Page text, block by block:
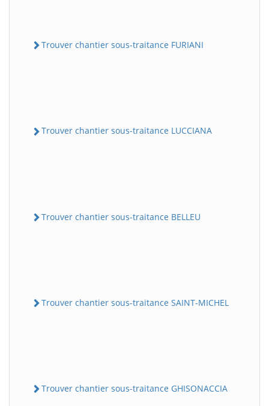
Trouver chantier sous-traitance FURIANI
Trouver chantier sous-traitance LUCCIANA
Trouver chantier sous-traitance BELLEU
Trouver chantier sous-traitance SAINT-MICHEL
Trouver chantier sous-traitance GHISONACCIA